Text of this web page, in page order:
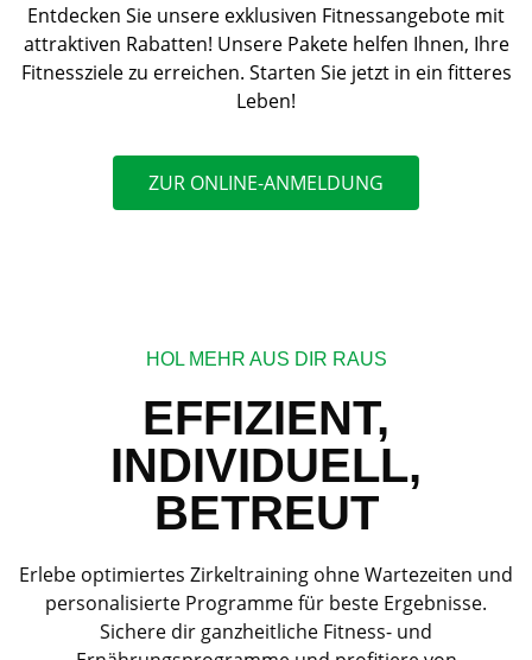
Entdecken Sie unsere exklusiven Fitnessangebote mit
attraktiven Rabatten! Unsere Pakete helfen Ihnen, Ihre
Fitnessziele zu erreichen. Starten Sie jetzt in ein fitteres
Leben!
ZUR ONLINE-ANMELDUNG
HOL MEHR AUS DIR RAUS
EFFIZIENT,
INDIVIDUELL,
BETREUT
Erlebe optimiertes Zirkeltraining ohne Wartezeiten und
personalisierte Programme für beste Ergebnisse.
Sichere dir ganzheitliche Fitness- und